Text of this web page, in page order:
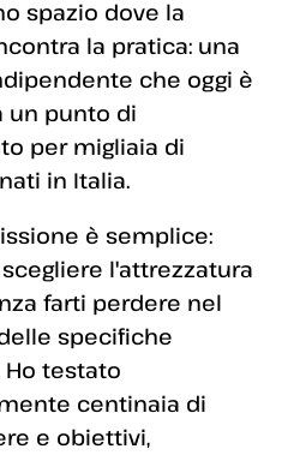
spazio dove la
la pratica: una
che oggi è
un punto di
per migliaia di
in Italia.
è semplice:
l'attrezzatura
farti perdere nel
specifiche
testato
centinaia di
e obiettivi,